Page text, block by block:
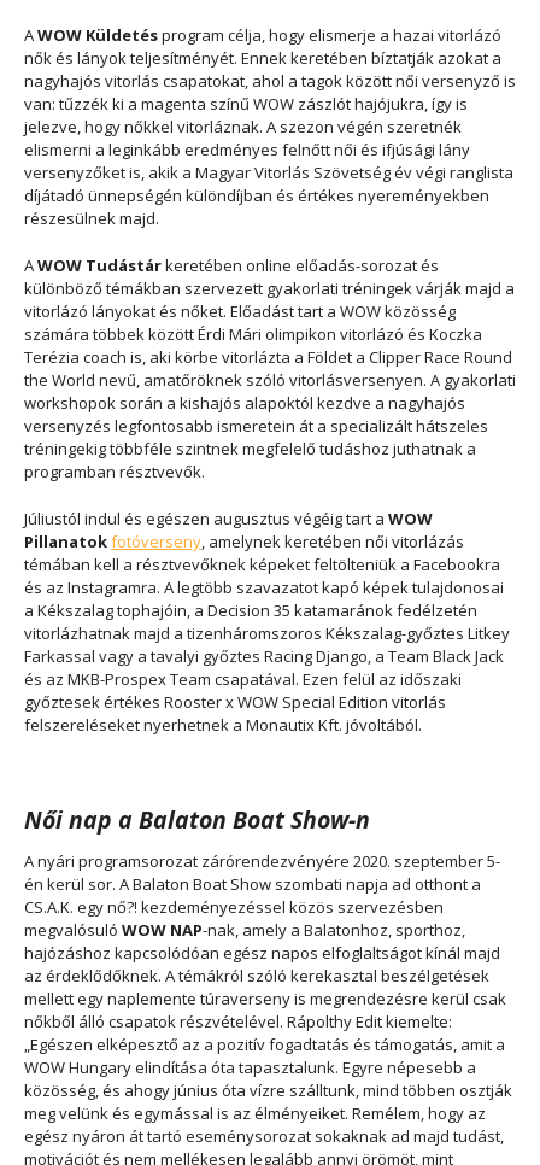
AWOW Küldetésprogram célja, hogy elismerje a hazai vitorlázó
nők és lányok teljesítményét. Ennek keretében bíztatják azokat a
nagyhajós vitorlás csapatokat, ahol a tagok között női versenyző is
van: tűzzék ki a magenta színű WOW zászlót hajójukra, így is
jelezve, hogy nőkkel vitorláznak. A szezon végén szeretnék
elismerni a leginkább eredményes felnőtt női és ifjúsági lány
versenyzőket is, akik a Magyar Vitorlás Szövetség év végi ranglista
díjátadó ünnepségén különdíjban és értékes nyereményekben
részesülnek majd.
AWOW Tudástárkeretében online előadás-sorozat és
különböző témákban szervezett gyakorlati tréningek várják majd a
vitorlázó lányokat és nőket. Előadást tart a WOW közösség
számára többek között Érdi Mári olimpikon vitorlázó és Koczka
Terézia coach is, aki körbe vitorlázta a Földet a Clipper Race Round
the World nevű, amatőröknek szóló vitorlásversenyen. A gyakorlati
workshopok során a kishajós alapoktól kezdve a nagyhajós
versenyzés legfontosabb ismeretein át a specializált hátszeles
tréningekig többféle szintnek megfelelő tudáshoz juthatnak a
programban résztvevők.
Júliustól indul és egészen augusztus végéig tart a WOW
Pillanatokfotóverseny, amelynek keretében női vitorlázás
témában kell a résztvevőknek képeket feltölteniük a Facebookra
és az Instagramra. A legtöbb szavazatot kapó képek tulajdonosai
a Kékszalag tophajóin, a Decision 35 katamaránok fedélzetén
vitorlázhatnak majd a tizenháromszoros Kékszalag-győztes Litkey
Farkassal vagy a tavalyi győztes Racing Django, a Team Black Jack
és az MKB-Prospex Team csapatával. Ezen felül az időszaki
győztesek értékes Rooster x WOW Special Edition vitorlás
felszereléseket nyerhetnek a Monautix Kft. jóvoltából.
Női nap a Balaton Boat Show-n
A nyári programsorozat zárórendezvényére 2020. szeptember 5-
én kerül sor. A Balaton Boat Show szombati napja ad otthont a
CS.A.K. egy nő?! kezdeményezéssel közös szervezésben
megvalósuló WOW NAP-nak, amely a Balatonhoz, sporthoz,
hajózáshoz kapcsolódóan egész napos elfoglaltságot kínál majd
az érdeklődőknek. A témákról szóló kerekasztal beszélgetések
mellett egy naplemente túraverseny is megrendezésre kerül csak
nőkből álló csapatok részvételével. Rápolthy Edit kiemelte:
„Egészen elképesztő az a pozitív fogadtatás és támogatás, amit a
WOW Hungary elindítása óta tapasztalunk. Egyre népesebb a
közösség, és ahogy június óta vízre szálltunk, mind többen osztják
meg velünk és egymással is az élményeiket. Remélem, hogy az
egész nyáron át tartó eseménysorozat sokaknak ad majd tudást,
motivációt és nem mellékesen legalább annyi örömöt, mint